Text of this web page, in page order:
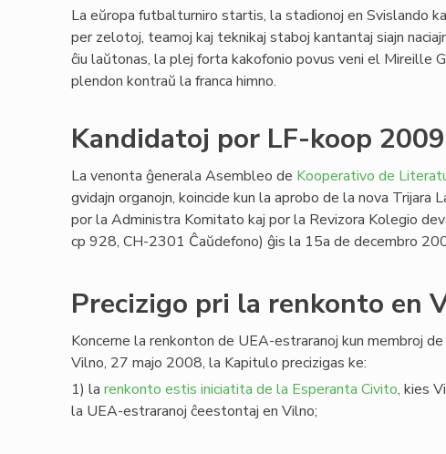
La eŭropa futbalturniro startis, la stadionoj en Svislando
per zelotoj, teamoj kaj teknikaj staboj kantantaj siajn
ĉiu laŭtonas, la plej forta kakofonio povus veni el Mireille
plendon kontraŭ la franca himno.
Kandidatoj por LF-koop
La venonta ĝenerala Asembleo de Kooperativo de
gvidajn organojn, koincide kun la aprobo de la nova Trijara
por la Administra Komitato kaj por la Revizora Kolegio
cp 928, CH-2301 Ĉaŭdefono) ĝis la 15a de decembro
Precizigo pri la renkonto en
Koncerne la renkonton de UEA-estraranoj kun membroj
Vilno, 27 majo 2008, la Kapitulo precizigas ke:
1) la renkonto estis iniciatita de la Esperanta Civito, kies
la UEA-estraranoj ĉeestontaj en Vilno;